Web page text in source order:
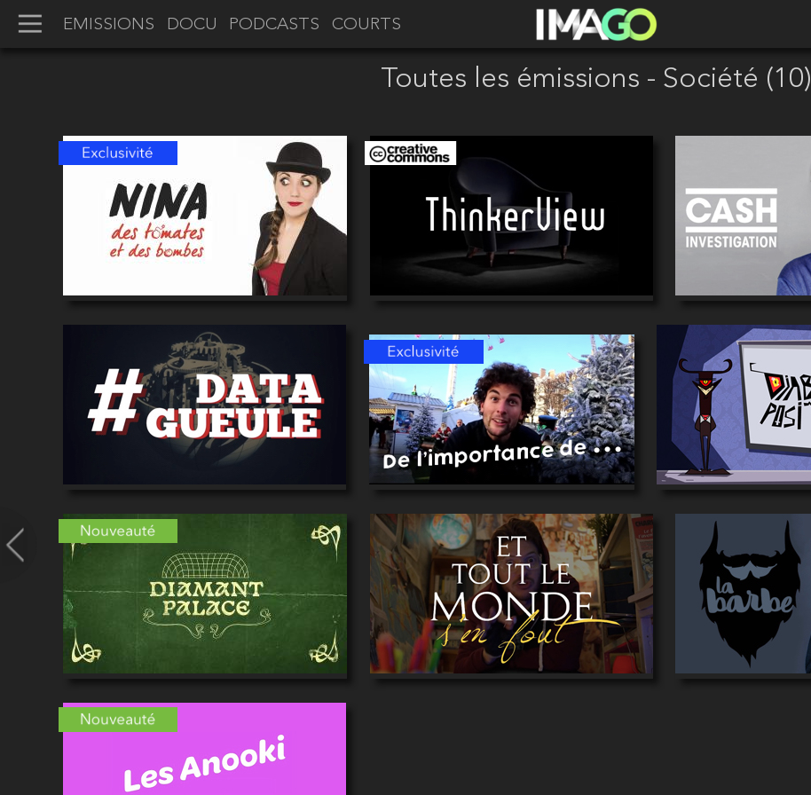
EMISSIONS DOCU PODCASTS COURTS
Toutes les émissions - Société (10)